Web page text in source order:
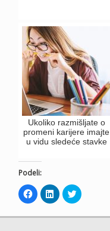
Ukoliko razmišljate o
promeni karijere imajte
u vidu sledeće stavke
Podeli:
Click
to
share
Facebook
Click
to
share
LinkedIn
Click
to
Twitter